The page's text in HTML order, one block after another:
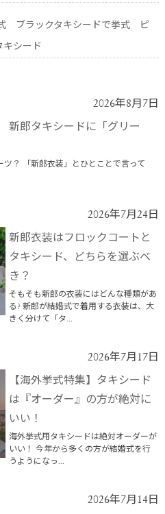
ブラックタキシードで挙式 ピ
キシード
2026年8月7日
新郎タキシードに「グリー
？ 「新郎衣装」とひとことで言って
2026年7月24日
新郎衣装はフロックコートと
タキシード、どちらを選ぶべ
き？
そもそも新郎の衣装にはどんな種類があ
る? 新郎が結婚式で着用する衣装は、大
きく分けて「タ...
2026年7月17日
【海外挙式特集】タキシード
は『オーダー』の方が絶対に
いい！
海外挙式用タキシードは絶対オーダーが
いい！ 今年から多くの方が結婚式を行
うようになっ...
2026年7月14日